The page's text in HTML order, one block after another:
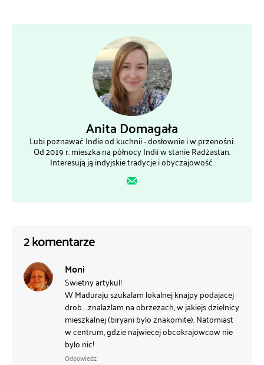
Anita Domagała
Lubi poznawać Indie od kuchnii - dosłownie i w przenośni.
Od 2019 r. mieszka na północy Indii w stanie Radżastan.
Interesują ją indyjskie tradycje i obyczajowość.
2 komentarze
Moni
Swietny artykul!
W Maduraju szukalam lokalnej knajpy podajacej
drob…..znalazlam na obrzezach, w jakiejs dzielnicy
mieszkalnej (biryani bylo znakomite). Natomiast
w centrum, gdzie najwiecej obcokrajowcow nie
bylo nic!
Odpowiedz